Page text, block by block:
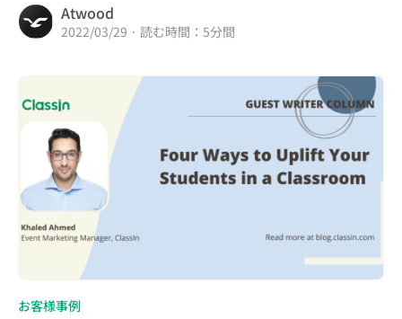
Atwood
2022/03/29 · 読む時間：5分間
お客様事例